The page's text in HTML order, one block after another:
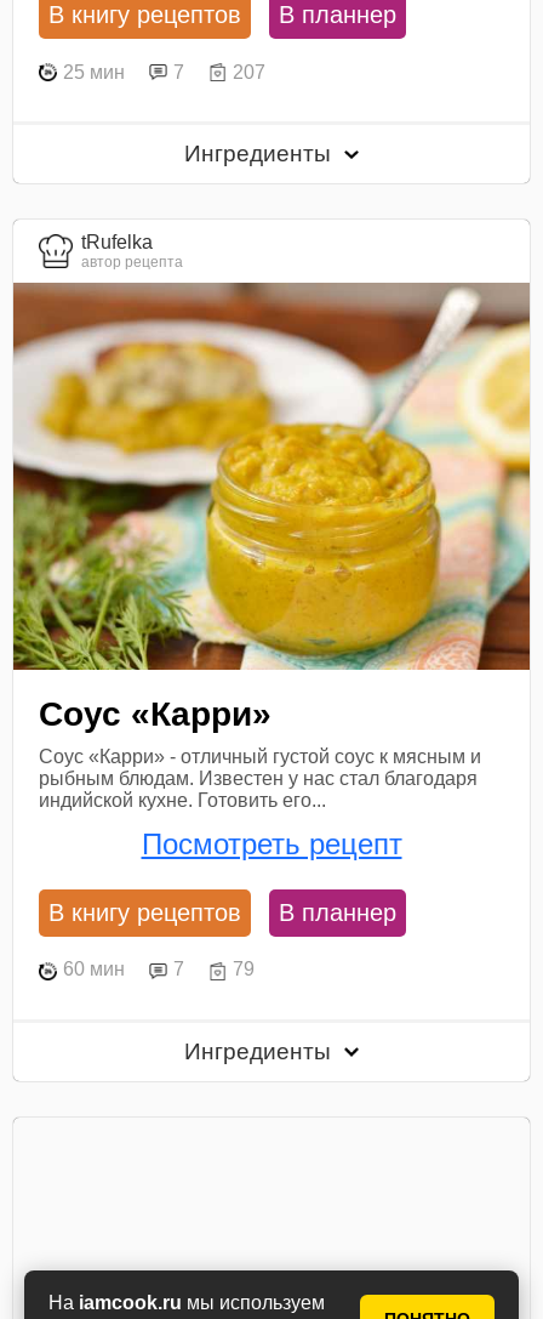
На iamcook.ru мы используем
В книгу рецептов В планнер
25 мин 7 207
Ингредиенты
tRufelka
автор рецепта
Соус «Карри»
Соус «Карри» - отличный густой соус к мясным и
рыбным блюдам. Известен у нас стал благодаря
индийской кухне. Готовить его...
Посмотреть рецепт
В книгу рецептов В планнер
60 мин 7 79
Ингредиенты